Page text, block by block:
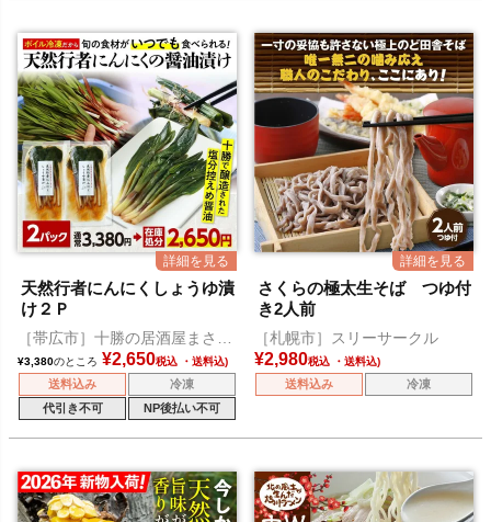
天然行者にんにくしょうゆ漬
け２Ｐ
［帯広市］十勝の居酒屋まさゆ
め
¥3,380のところ ¥2,650税込
送料込み
冷凍
代引き不可
NP後払い不可
さくらの極太生そば つゆ付
き2人前
［札幌市］スリーサークル
¥2,980税込
送料込み 冷凍